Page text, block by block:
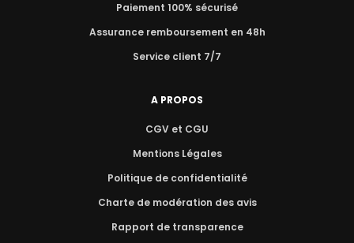
Paiement 100% sécurisé
Assurance remboursement en 48h
Service client 7/7
A PROPOS
CGV et CGU
Mentions Légales
Politique de confidentialité
Charte de modération des avis
Rapport de transparence